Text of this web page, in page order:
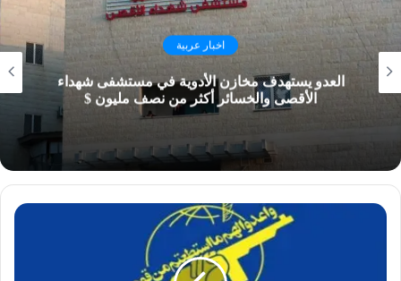
اخبار عربية
العدو يستهدف مخازن الأدوية في مستشفى شهداء
الأقصى والخسائر أكثر من نصف مليون $